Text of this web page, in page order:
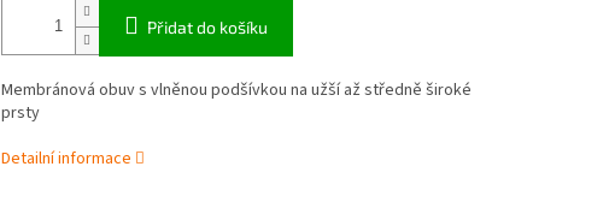
Přidat do košíku
Membránová obuv s vlněnou podšívkou na užší až středně široké
prsty
Detailní informace